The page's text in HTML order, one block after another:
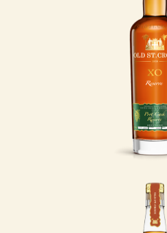
strejf af
elegance? Så
Croix XO
Cask et
LÆS
Ambre
Ambre d’Or